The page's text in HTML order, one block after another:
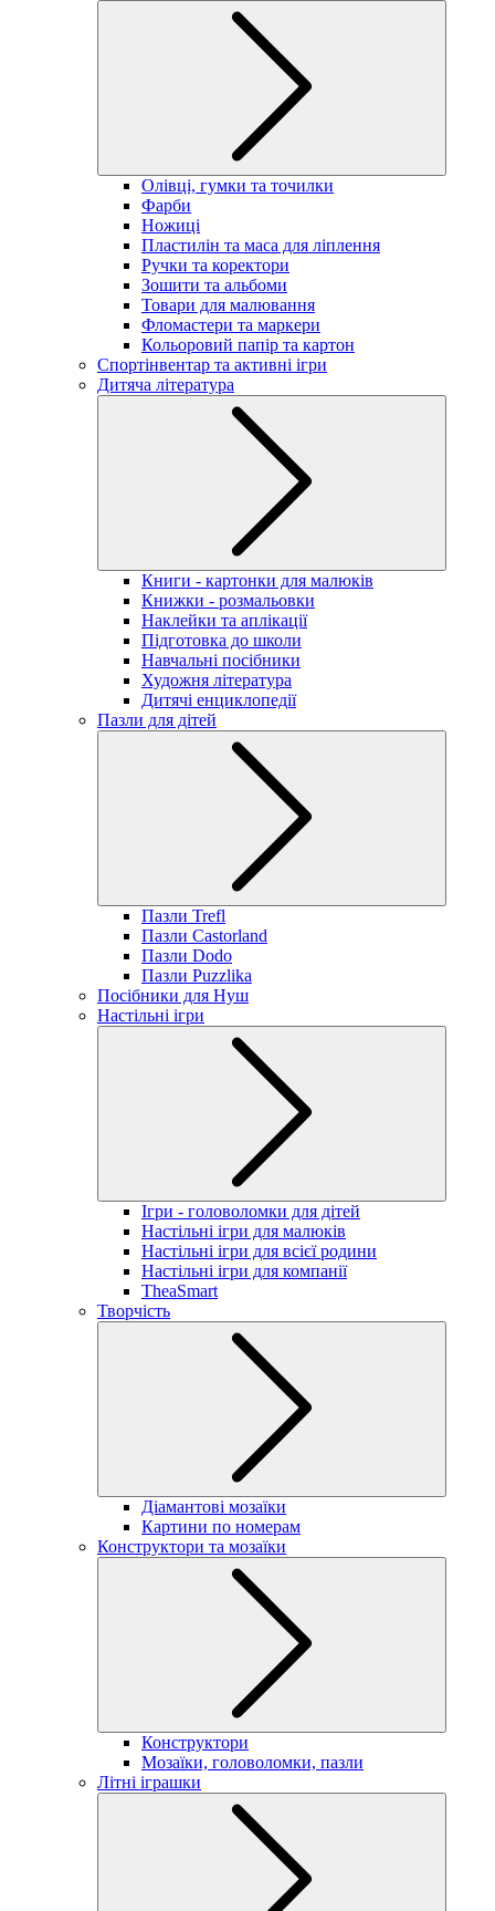
Олівці, гумки та точилки
Фарби
Ножиці
Пластилін та маса для ліплення
Ручки та коректори
Зошити та альбоми
Товари для малювання
Фломастери та маркери
Кольоровий папір та картон
Спортінвентар та активні ігри
Дитяча література
Книги - картонки для малюків
Книжки - розмальовки
Наклейки та аплікації
Підготовка до школи
Навчальні посібники
Художня література
Дитячі енциклопедії
Пазли для дітей
Пазли Trefl
Пазли Castorland
Пазли Dodo
Пазли Puzzlika
Посібники для Нуш
Настільні ігри
Ігри - головоломки для дітей
Настільні ігри для малюків
Настільні ігри для всієї родини
Настільні ігри для компанії
TheaSmart
Творчість
Діамантові мозаїки
Картини по номерам
Конструктори та мозаїки
Конструктори
Мозаїки, головоломки, пазли
Літні іграшки